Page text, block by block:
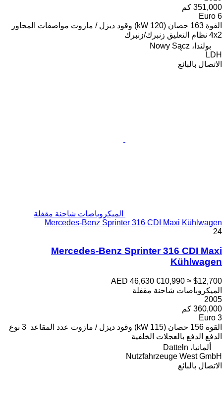
351,000 كم
Euro 6
القوة 163 حصان (120 kW) وقود ديزل / مازوت مواصفات المحاور
4x2 نظام التعليق زنبرك/زنبرك
بولندا، Nowy Sącz
LDH
الاتصال بالبائع
الميكروباصات شاحنة مقفلة
Mercedes-Benz Sprinter 316 CDI Maxi Kühlwagen
24
Mercedes-Benz Sprinter 316 CDI Maxi
Kühlwagen
AED 46,630 €10,990 ≈ $12,700
الميكروباصات شاحنة مقفلة
2005
360,000 كم
Euro 3
القوة 156 حصان (115 kW) وقود ديزل / مازوت عدد المقاعد 3 نوع
الدفع الدفع بالعجلات الخلفية
ألمانيا، Datteln
Nutzfahrzeuge West GmbH
الاتصال بالبائع